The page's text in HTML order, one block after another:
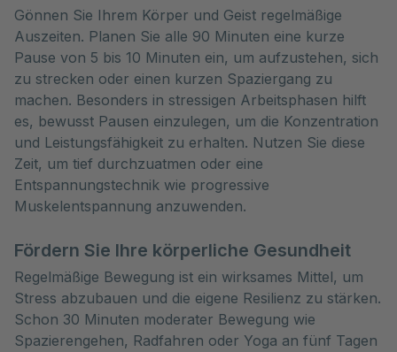
Gönnen Sie Ihrem Körper und Geist regelmäßige
Auszeiten. Planen Sie alle 90 Minuten eine kurze
Pause von 5 bis 10 Minuten ein, um aufzustehen, sich
zu strecken oder einen kurzen Spaziergang zu
machen. Besonders in stressigen Arbeitsphasen hilft
es, bewusst Pausen einzulegen, um die Konzentration
und Leistungsfähigkeit zu erhalten. Nutzen Sie diese
Zeit, um tief durchzuatmen oder eine
Entspannungstechnik wie progressive
Muskelentspannung anzuwenden.
Fördern Sie Ihre körperliche Gesundheit
Regelmäßige Bewegung ist ein wirksames Mittel, um
Stress abzubauen und die eigene Resilienz zu stärken.
Schon 30 Minuten moderater Bewegung wie
Spazierengehen, Radfahren oder Yoga an fünf Tagen